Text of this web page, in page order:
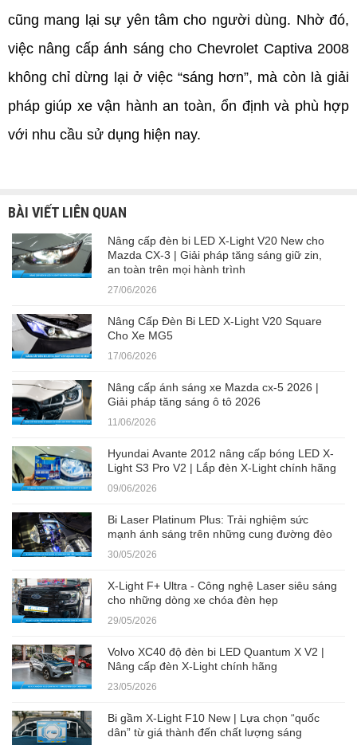
cũng mang lại sự yên tâm cho người dùng. Nhờ đó,
việc nâng cấp ánh sáng cho Chevrolet Captiva 2008
không chỉ dừng lại ở việc “sáng hơn”, mà còn là giải
pháp giúp xe vận hành an toàn, ổn định và phù hợp
với nhu cầu sử dụng hiện nay.
BÀI VIẾT LIÊN QUAN
Nâng cấp đèn bi LED X-Light V20 New cho
Mazda CX-3 | Giải pháp tăng sáng giữ zin,
an toàn trên mọi hành trình
27/06/2026
Nâng Cấp Đèn Bi LED X-Light V20 Square
Cho Xe MG5
17/06/2026
Nâng cấp ánh sáng xe Mazda cx-5 2026 |
Giải pháp tăng sáng ô tô 2026
11/06/2026
Hyundai Avante 2012 nâng cấp bóng LED X-
Light S3 Pro V2 | Lắp đèn X-Light chính hãng
09/06/2026
Bi Laser Platinum Plus: Trải nghiệm sức
mạnh ánh sáng trên những cung đường đèo
30/05/2026
X-Light F+ Ultra - Công nghệ Laser siêu sáng
cho những dòng xe chóa đèn hẹp
29/05/2026
Volvo XC40 độ đèn bi LED Quantum X V2 |
Nâng cấp đèn X-Light chính hãng
23/05/2026
Bi gầm X-Light F10 New | Lựa chọn “quốc
dân” từ giá thành đến chất lượng sáng